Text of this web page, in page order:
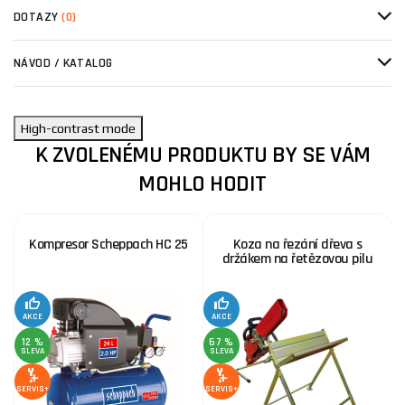
DOTAZY(0)
NÁVOD / KATALOG
High-contrast mode
K ZVOLENÉMU PRODUKTU BY SE VÁM
MOHLO HODIT
Kompresor Scheppach HC 25
AKCE
12 %
SLEVA
SERVIS+
Koza na řezání dřeva s
držákem na řetězovou pilu
AKCE
67 %
SLEVA
SERVIS+